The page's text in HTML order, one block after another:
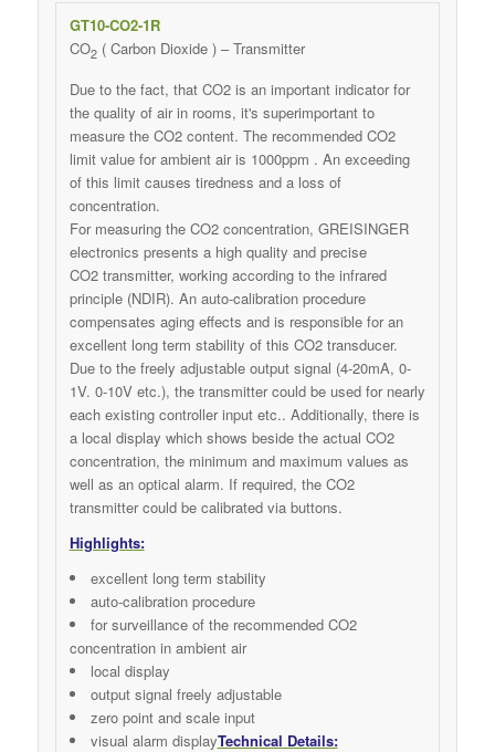
GT10-CO2-1R
CO2( Carbon Dioxide ) – Transmitter
Due to the fact, that CO2 is an important indicator for
the quality of air in rooms, it's superimportant to
measure the CO2 content. The recommended CO2
limit value for ambient air is 1000ppm . An exceeding
of this limit causes tiredness and a loss of
concentration.
For measuring the CO2 concentration, GREISINGER
electronics presents a high quality and precise
CO2 transmitter, working according to the infrared
principle (NDIR). An auto-calibration procedure
compensates aging effects and is responsible for an
excellent long term stability of this CO2 transducer.
Due to the freely adjustable output signal (4-20mA, 0-
1V. 0-10V etc.), the transmitter could be used for nearly
each existing controller input etc.. Additionally, there is
a local display which shows beside the actual CO2
concentration, the minimum and maximum values as
well as an optical alarm. If required, the CO2
transmitter could be calibrated via buttons.
Highlights:
excellent long term stability
auto-calibration procedure
for surveillance of the recommended CO2
concentration in ambient air
local display
output signal freely adjustable
zero point and scale input
visual alarm displayTechnical Details: